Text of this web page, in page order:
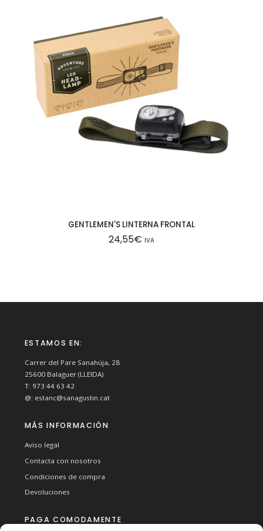
GENTLEMEN'S LINTERNA FRONTAL
24,55€ IVA
ESTAMOS EN:
Carrer del Pare Sanahüja, 28
25600 Balaguer (LLEIDA)
T: 973 44 63 42
@: estanc@sanagustin.cat
MÁS INFORMACIÓN
Aviso legal
Contacta con nosotros
Condiciones de compra
Devoluciones
PAGA COMODAMENTE